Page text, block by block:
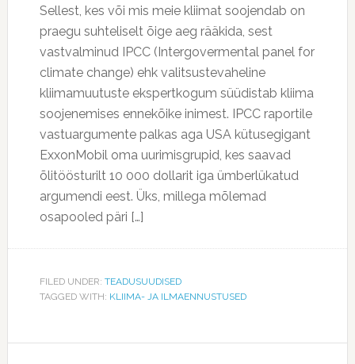
Sellest, kes või mis meie kliimat soojendab on
praegu suhteliselt õige aeg rääkida, sest
vastvalminud IPCC (Intergovermental panel for
climate change) ehk valitsustevaheline
kliimamuutuste ekspertkogum süüdistab kliima
soojenemises ennekõike inimest. IPCC raportile
vastuargumente palkas aga USA kütusegigant
ExxonMobil oma uurimisgrupid, kes saavad
õlitöösturilt 10 000 dollarit iga ümberlükatud
argumendi eest. Üks, millega mõlemad
osapooled päri […]
FILED UNDER: TEADUSUUDISED
TAGGED WITH: KLIIMA- JA ILMAENNUSTUSED